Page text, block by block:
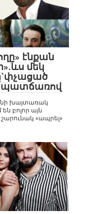
0
էնքան
մեկ
խայտառակ
բոլոր այն
«ապրել»
0